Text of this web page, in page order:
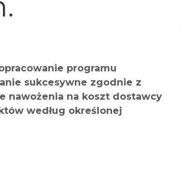
programu
sukcesywne zgodnie z
nawożenia na koszt dostawcy
według określonej